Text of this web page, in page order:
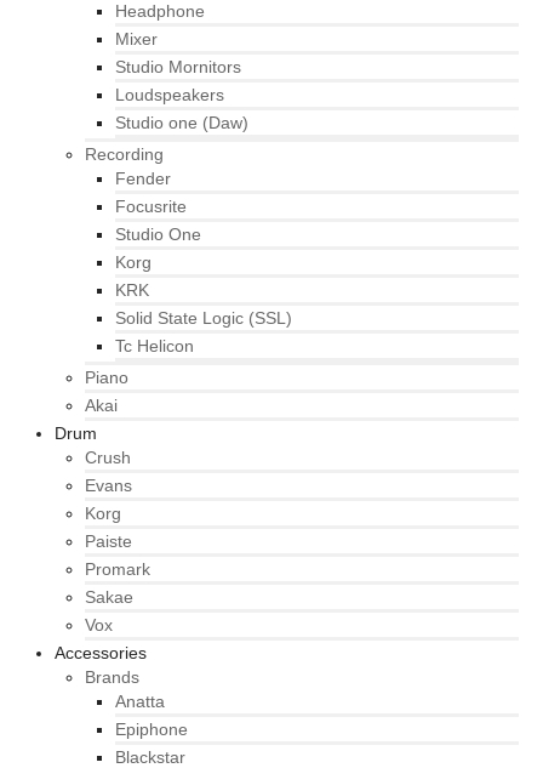
Headphone
Mixer
Studio Mornitors
Loudspeakers
Studio one (Daw)
Recording
Fender
Focusrite
Studio One
Korg
KRK
Solid State Logic (SSL)
Tc Helicon
Piano
Akai
Drum
Crush
Evans
Korg
Paiste
Promark
Sakae
Vox
Accessories
Brands
Anatta
Epiphone
Blackstar